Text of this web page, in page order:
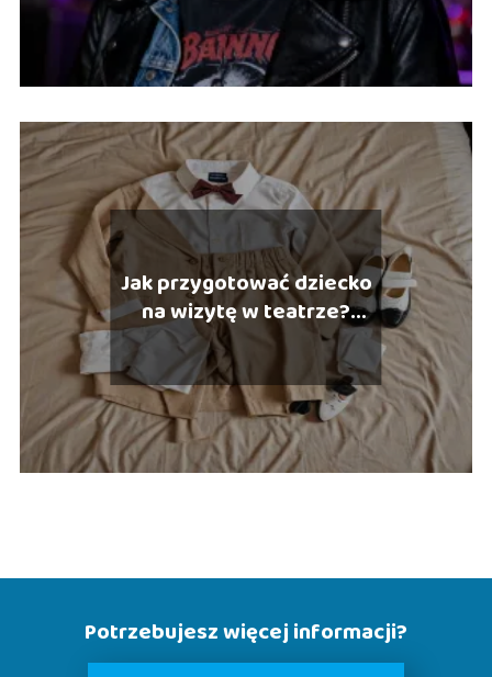
Jak przygotować dziecko
na wizytę w teatrze?
Praktyczne wskazówki dla
opiekunów
Potrzebujesz więcej informacji?